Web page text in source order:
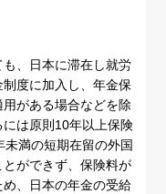
、日本に滞在し就労
度に加入し、年金保
がある場合などを除
は原則10年以上保険
満の短期在留の外国
ができず、保険料が
、日本の年金の受給